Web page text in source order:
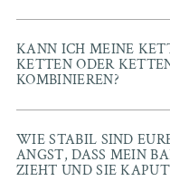
KANN ICH MEINE
KETTEN ODER
KOMBINIEREN?
WIE STABIL SIND
ANGST, DASS MEIN
ZIEHT UND SIE